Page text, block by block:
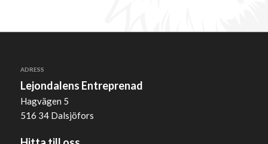
ADRESS
Lejondalens Entreprenad
Hagvägen 5
516 34 Dalsjöfors